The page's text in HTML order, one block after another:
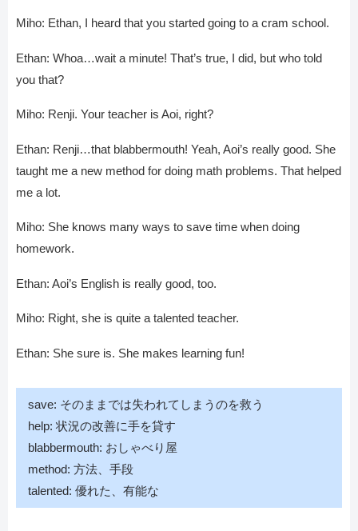
Miho: Ethan, I heard that you started going to a cram school.
Ethan: Whoa…wait a minute! That’s true, I did, but who told
you that?
Miho: Renji. Your teacher is Aoi, right?
Ethan: Renji…that blabbermouth! Yeah, Aoi’s really good. She
taught me a new method for doing math problems. That helped
me a lot.
Miho: She knows many ways to save time when doing
homework.
Ethan: Aoi’s English is really good, too.
Miho: Right, she is quite a talented teacher.
Ethan: She sure is. She makes learning fun!
save: そのままでは失われてしまうのを救う
help: 状況の改善に手を貸す
blabbermouth: おしゃべり屋
method: 方法、手段
talented: 優れた、有能な